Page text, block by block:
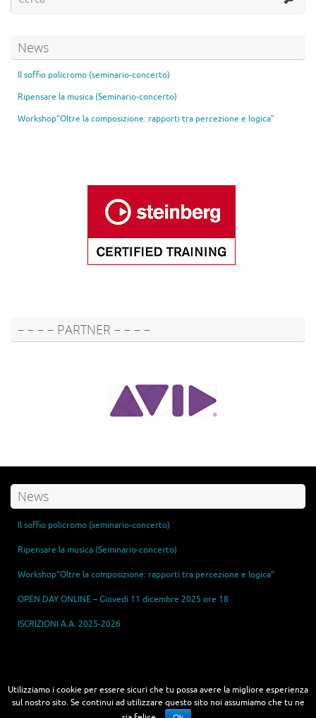
News
Il soffio policromo (seminario-concerto)
Ripensare la musica (Seminario-concerto)
Workshop”Oltre la composizione: rapporti tra percezione e logica”
– – – – PARTNER – – – –
News
Il soffio policromo (seminario-concerto)
Ripensare la musica (Seminario-concerto)
Workshop”Oltre la composizione: rapporti tra percezione e logica”
OPEN DAY ONLINE – Giovedì 11 dicembre 2025 ore 18
ISCRIZIONI A.A. 2025-2026
Utilizziamo i cookie per essere sicuri che tu possa avere la migliore esperienza
sul nostro sito. Se continui ad utilizzare questo sito noi assumiamo che tu ne